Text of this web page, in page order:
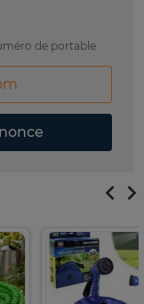
de portable